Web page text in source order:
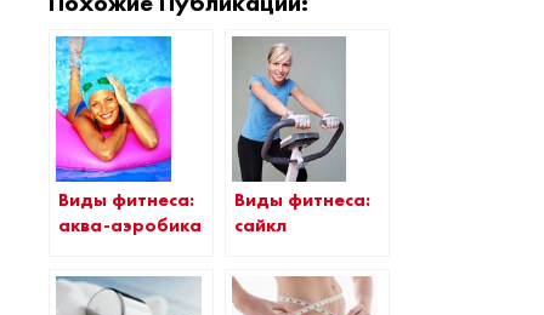
Виды фитнеса:
аква-аэробика
Виды фитнеса:
сайкл